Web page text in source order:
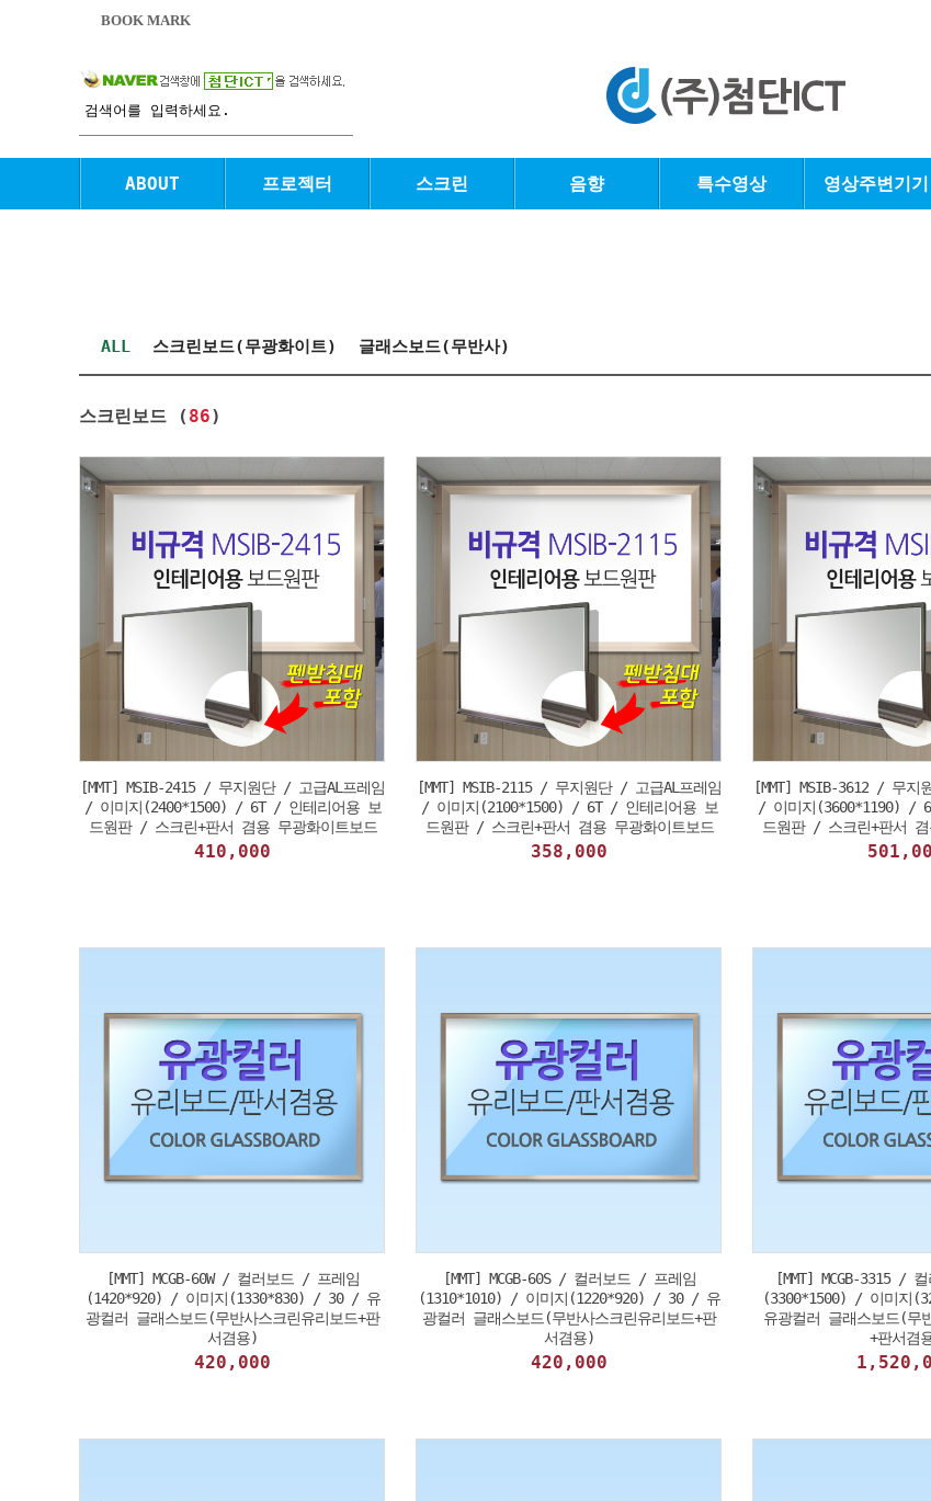
BOOK MARK
ABOUT 프로젝터 스크린 음향 특수영상 영상주변기기
ALL 스크린보드(무광화이트) 글래스보드(무반사)
스크린보드 ( 86)
[MMT] MSIB-2415 / 무지원단 / 고급AL프레임
/ 이미지(2400*1500) / 6T / 인테리어용 보
드원판 / 스크린+판서 겸용 무광화이트보드
410,000
[MMT] MSIB-2115 / 무지원단 / 고급AL프레임
/ 이미지(2100*1500) / 6T / 인테리어용 보
드원판 / 스크린+판서 겸용 무광화이트보드
358,000
[MMT] MSIB-3612 / 무지
/ 이미지(3600*1190) /
드원판 / 스크린+판서 겸
[MMT] MCGB-60W / 컬러보드 / 프레임
(1420*920) / 이미지(1330*830) / 30 / 유
광컬러 글래스보드(무반사스크린유리보드+판
서겸용)
420,000
[MMT] MCGB-60S / 컬러보드 / 프레임
(1310*1010) / 이미지(1220*920) / 30 / 유
광컬러 글래스보드(무반사스크린유리보드+판
서겸용)
420,000
[MMT] MCGB-3315 /
(3300*1500) / 이미지
유광컬러 글래스보드(무
+판서겸